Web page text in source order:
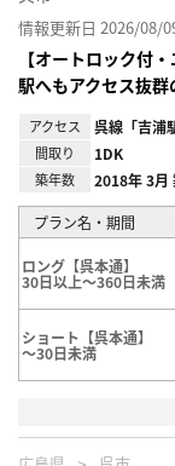
情報更新日 2026/08/
【オートロック付
駅へもアクセス抜
アクセス 呉線「吉浦
間取り 1DK
築年数 2018年 3月
プラン名・期間
ロング【呉本通】
30日以上～360日未満
ショート【呉本通】
～30日未満